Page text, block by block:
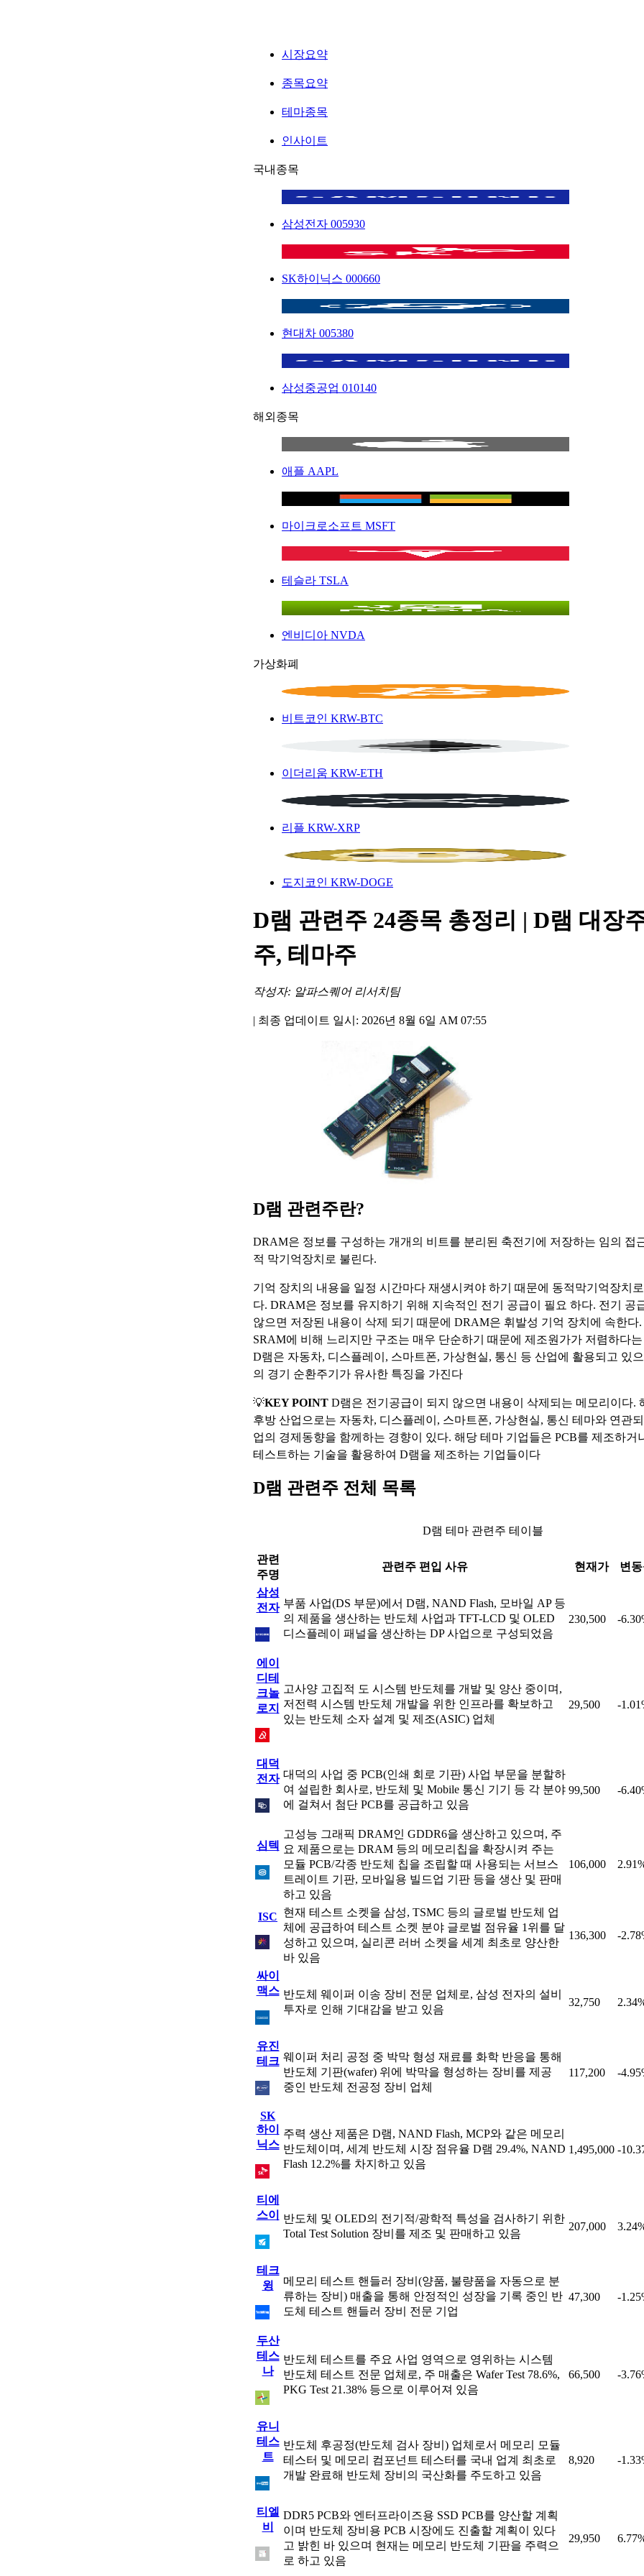
시장요약
종목요약
테마종목
인사이트
국내종목
삼성전자 005930
SK하이닉스 000660
현대차 005380
삼성중공업 010140
해외종목
애플 AAPL
마이크로소프트 MSFT
테슬라 TSLA
엔비디아 NVDA
가상화폐
비트코인 KRW-BTC
이더리움 KRW-ETH
리플 KRW-XRP
도지코인 KRW-DOGE
D램 관련주 24종목 총정리 | D램 대장
주, 테마주
작성자: 알파스퀘어 리서치팀
| 최종 업데이트 일시: 2026년 8월 6일 AM 07:55
D램 관련주란?
DRAM은 정보를 구성하는 개개의 비트를 분리된 축전기에 저장하는 임의 접
적 막기억장치로 불린다.
기억 장치의 내용을 일정 시간마다 재생시켜야 하기 때문에 동적막기억장치
다. DRAM은 정보를 유지하기 위해 지속적인 전기 공급이 필요 하다. 전기 공
않으면 저장된 내용이 삭제 되기 때문에 DRAM은 휘발성 기억 장치에 속한다
SRAM에 비해 느리지만 구조는 매우 단순하기 때문에 제조원가가 저렴하다
D램은 자동차, 디스플레이, 스마트폰, 가상현실, 통신 등 산업에 활용되고 있
의 경기 순환주기가 유사한 특징을 가진다
💡KEY POINT D램은 전기공급이 되지 않으면 내용이 삭제되는 메모리이다.
후방 산업으로는 자동차, 디스플레이, 스마트폰, 가상현실, 통신 테마와 연관
업의 경제동향을 함께하는 경향이 있다. 해당 테마 기업들은 PCB를 제조하거
테스트하는 기술을 활용하여 D램을 제조하는 기업들이다
D램 관련주 전체 목록
D램 테마 관련주 테이블
관련
주명
관련주 편입 사유 현재가 변
삼성
전자 부품 사업(DS 부문)에서 D램, NAND Flash, 모바일 AP 등
의 제품을 생산하는 반도체 사업과 TFT-LCD 및 OLED
디스플레이 패널을 생산하는 DP 사업으로 구성되었음
230,500 -
에이
디테
크놀
로지
고사양 고집적 도 시스템 반도체를 개발 및 양산 중이며,
저전력 시스템 반도체 개발을 위한 인프라를 확보하고
있는 반도체 소자 설계 및 제조(ASIC) 업체
29,500 -
대덕
전자 대덕의 사업 중 PCB(인쇄 회로 기판) 사업 부문을 분할하
여 설립한 회사로, 반도체 및 Mobile 통신 기기 등 각 분야
에 걸쳐서 첨단 PCB를 공급하고 있음
99,500 -
심텍
고성능 그래픽 DRAM인 GDDR6을 생산하고 있으며, 주
요 제품으로는 DRAM 등의 메모리칩을 확장시켜 주는
모듈 PCB/각종 반도체 칩을 조립할 때 사용되는 서브스
트레이트 기판, 모바일용 빌드업 기판 등을 생산 및 판매
하고 있음
106,000
ISC 현재 테스트 소켓을 삼성, TSMC 등의 글로벌 반도체 업
체에 공급하여 테스트 소켓 분야 글로벌 점유율 1위를 달
성하고 있으며, 실리콘 러버 소켓을 세계 최초로 양산한
바 있음
136,300 -
싸이
맥스 반도체 웨이퍼 이송 장비 전문 업체로, 삼성 전자의 설비
투자로 인해 기대감을 받고 있음
32,750
유진
테크 웨이퍼 처리 공정 중 박막 형성 재료를 화학 반응을 통해
반도체 기판(wafer) 위에 박막을 형성하는 장비를 제공
중인 반도체 전공정 장비 업체
117,200 -
SK
하이
닉스
주력 생산 제품은 D램, NAND Flash, MCP와 같은 메모리
반도체이며, 세계 반도체 시장 점유율 D램 29.4%, NAND
Flash 12.2%를 차지하고 있음
1,495,000 -
티에
스이
반도체 및 OLED의 전기적/광학적 특성을 검사하기 위한
Total Test Solution 장비를 제조 및 판매하고 있음
207,000
테크
윙
메모리 테스트 핸들러 장비(양품, 불량품을 자동으로 분
류하는 장비) 매출을 통해 안정적인 성장을 기록 중인 반
도체 테스트 핸들러 장비 전문 기업
47,300 -
두산
테스
나
반도체 테스트를 주요 사업 영역으로 영위하는 시스템
반도체 테스트 전문 업체로, 주 매출은 Wafer Test 78.6%,
PKG Test 21.38% 등으로 이루어져 있음
66,500 -
유니
테스
트
반도체 후공정(반도체 검사 장비) 업체로서 메모리 모듈
테스터 및 메모리 컴포넌트 테스터를 국내 업계 최초로
개발 완료해 반도체 장비의 국산화를 주도하고 있음
8,920 -
티엘
비
DDR5 PCB와 엔터프라이즈용 SSD PCB를 양산할 계획
이며 반도체 장비용 PCB 시장에도 진출할 계획이 있다
고 밝힌 바 있으며 현재는 메모리 반도체 기판을 주력으
로 하고 있음
29,950